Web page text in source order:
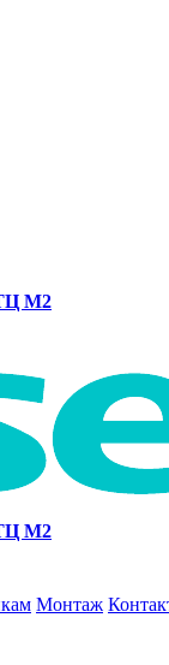
М2
М2
Монтаж